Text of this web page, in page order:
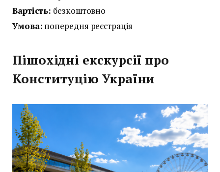
Вартість: безкоштовно
Умова: попередня реєстрація
Пішохідні екскурсії про
Конституцію України